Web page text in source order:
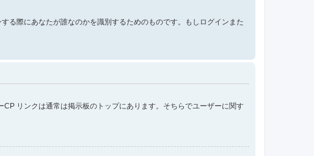
る際にあなたが誰なのかを識別するためのものです。もしログインまた
リンクは通常は掲示板のトップにあります。そちらでユーザーに関す